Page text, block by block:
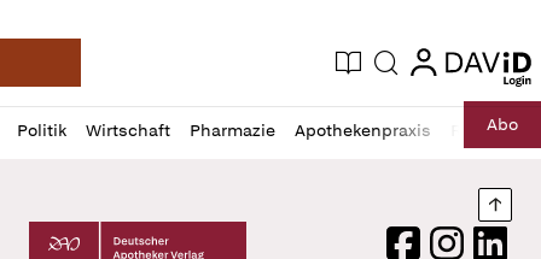
Deutsche Apotheker Zeitung
Aktuelle Ausgabe
Suche login
login
Politik Wirtschaft Pharmazie Apothekenpraxis RechtAbo
Profil
öffnen
Daz
Pur
Deutscher Apotheker Verlag Logo
FacebookInstagram